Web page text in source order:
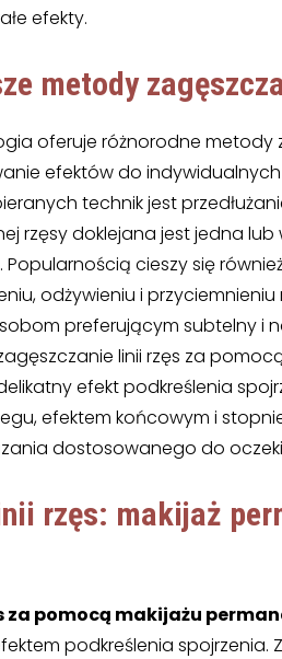
efekty.
metody
oferuje różnorodne metody
efektów do
technik jest
rzęsy doklejana jest jedna
Popularnością cieszy się
odżywieniu i przyciemnieniu
preferującym subtelny i
linii rzęs za
efekt podkreślenia
efektem końcowym i
dostosowanego do
rzęs: makijaż
za pomocą makijażu
podkreślenia